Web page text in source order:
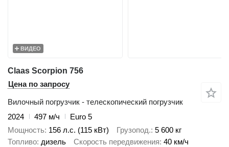
ВИДЕО
Claas Scorpion 756
Цена по запросу
Вилочный погрузчик - телескопический погрузчик
2024
497 м/ч
Euro 5
Мощность 156 л.с. (115 кВт) Грузопод. 5 600 кг
Топливо дизель Скорость передвижения 40 км/ч